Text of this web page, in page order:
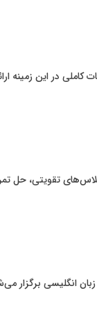
در این زمینه
تقویتی، حل
انگلیسی برگزار